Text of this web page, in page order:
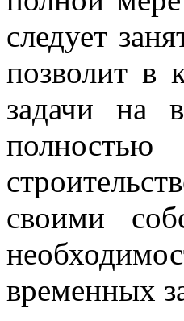
следует
позволит в
задачи на
своими
временных